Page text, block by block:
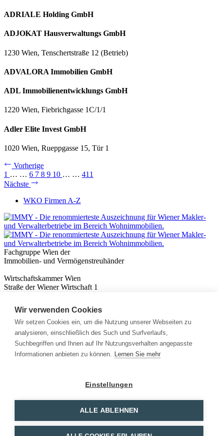
ADRIALE Holding GmbH
ADJOKAT Hausverwaltungs GmbH
1230 Wien, Tenschertstraße 12 (Betrieb)
ADVALORA Immobilien GmbH
ADL Immobilienentwicklungs GmbH
1220 Wien, Fiebrichgasse 1C/1/1
Adler Elite Invest GmbH
1020 Wien, Rueppgasse 15, Tür 1
Vorherige
1 … … 6 7 8 9 10 … … 411
Nächste
WKO Firmen A-Z
Fachgruppe Wien der
Immobilien- und Vermögenstreuhänder
Wirtschaftskammer Wien
Straße der Wiener Wirtschaft 1
Nützliches
Immobilienwissen
Formulare & Rechner
Expert:innen
Info
Wir verwenden Cookies
Wir setzen Cookies ein, um die Nutzung unserer Webseiten zu
analysieren, einschließlich des Such und Surfverlaufs,
Suchbegriffen und Ihnen auf Ihr Nutzungsverhalten angepasste
Informationen anbieten zu können. Lernen Sie mehr
Einstellungen
ALLE ABLEHNEN